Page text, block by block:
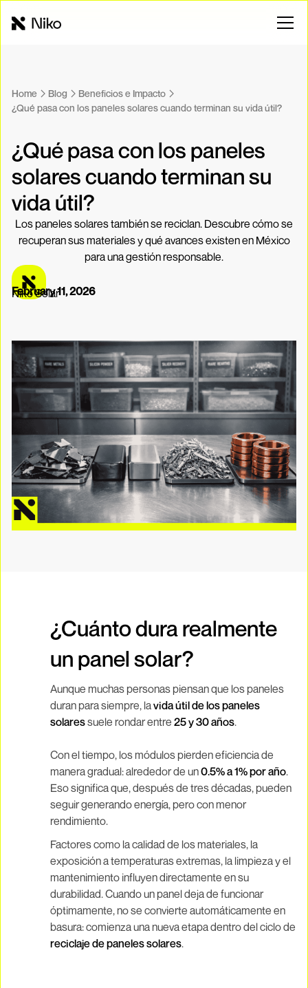
Home Blog
Beneficios e Impacto
¿Qué pasa con los paneles solares cuando terminan su vida útil?
¿Qué pasa con los paneles
solares cuando terminan su
vida útil?
Los paneles solares también se reciclan. Descubre cómo se
recuperan sus materiales y qué avances existen en México
para una gestión responsable.
Niko Solar
February 11, 2026
¿Cuánto dura realmente
un panel solar?
Aunque muchas personas piensan que los paneles
duran para siempre, lavida útil de los paneles
solaressuele rondar entre 25 y 30 años.
Con el tiempo, los módulos pierden eficiencia de
manera gradual: alrededor de un0.5% a 1% por año.
Eso significa que, después de tres décadas, pueden
seguir generando energía, pero con menor
rendimiento.
Factores como la calidad de los materiales, la
exposición a temperaturas extremas, la limpieza y el
mantenimiento influyen directamente en su
durabilidad. Cuando un panel deja de funcionar
óptimamente, no se convierte automáticamente en
basura: comienza una nueva etapa dentro del ciclo de
reciclaje de paneles solares.